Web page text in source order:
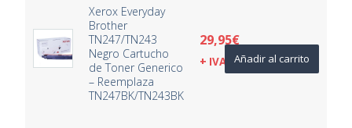
Xerox Everyday
Brother
TN247/TN243
Negro Cartucho
de Toner Generico
– Reemplaza
TN247BK/TN243BK
29,95€
+ IVA Añadir al carrito